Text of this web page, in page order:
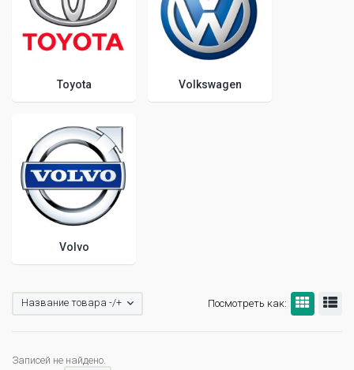
Toyota Volkswagen
Volvo
Посмотреть как:
Название товара -/+
Записей не найдено.